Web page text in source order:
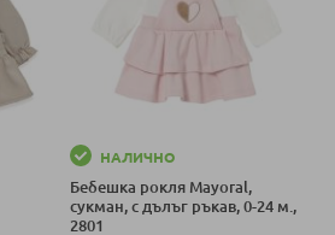
НАЛИЧНО
Бебешка рокля Mayoral,
сукман, с дълъг ръкав, 0-24 м.,
2801